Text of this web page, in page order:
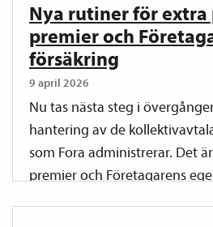
Nya rutiner för
premier och
försäkring
9 april 2026
Nu tas nästa steg i
hantering av de
som Fora administrerar. Det
premier och Företagarens